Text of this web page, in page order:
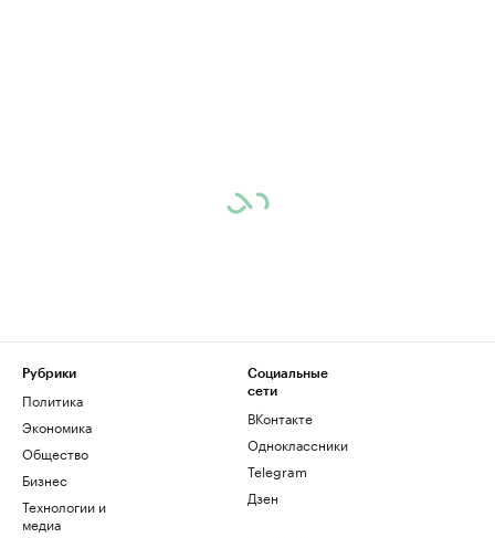
Рубрики
Политика
Экономика
Общество
Бизнес
Технологии и
медиа
Социальные
сети
ВКонтакте
Одноклассники
Telegram
Дзен